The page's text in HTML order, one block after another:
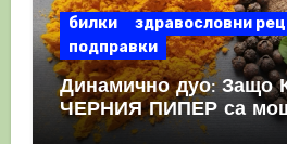
билки
здравословни
подправки
Динамично дуо: Защо
ЧЕРНИЯ ПИПЕР са
комбинация